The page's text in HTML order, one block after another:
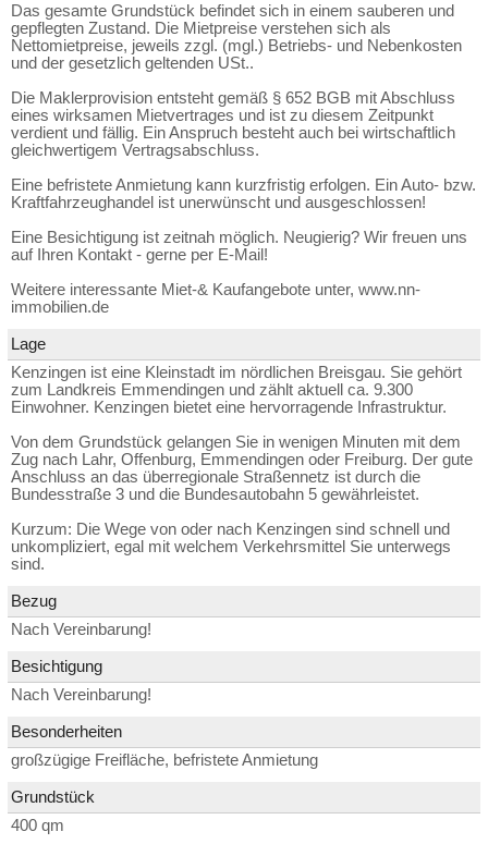
Das gesamte Grundstück befindet sich in einem sauberen und
gepflegten Zustand. Die Mietpreise verstehen sich als
Nettomietpreise, jeweils zzgl. (mgl.) Betriebs- und Nebenkosten
und der gesetzlich geltenden USt..
Die Maklerprovision entsteht gemäß § 652 BGB mit Abschluss
eines wirksamen Mietvertrages und ist zu diesem Zeitpunkt
verdient und fällig. Ein Anspruch besteht auch bei wirtschaftlich
gleichwertigem Vertragsabschluss.
Eine befristete Anmietung kann kurzfristig erfolgen. Ein Auto- bzw.
Kraftfahrzeughandel ist unerwünscht und ausgeschlossen!
Eine Besichtigung ist zeitnah möglich. Neugierig? Wir freuen uns
auf Ihren Kontakt - gerne per E-Mail!
Weitere interessante Miet-& Kaufangebote unter, www.nn-
immobilien.de
Lage
Kenzingen ist eine Kleinstadt im nördlichen Breisgau. Sie gehört
zum Landkreis Emmendingen und zählt aktuell ca. 9.300
Einwohner. Kenzingen bietet eine hervorragende Infrastruktur.
Von dem Grundstück gelangen Sie in wenigen Minuten mit dem
Zug nach Lahr, Offenburg, Emmendingen oder Freiburg. Der gute
Anschluss an das überregionale Straßennetz ist durch die
Bundesstraße 3 und die Bundesautobahn 5 gewährleistet.
Kurzum: Die Wege von oder nach Kenzingen sind schnell und
unkompliziert, egal mit welchem Verkehrsmittel Sie unterwegs
sind.
Bezug
Nach Vereinbarung!
Besichtigung
Nach Vereinbarung!
Besonderheiten
großzügige Freifläche, befristete Anmietung
Grundstück
400 qm